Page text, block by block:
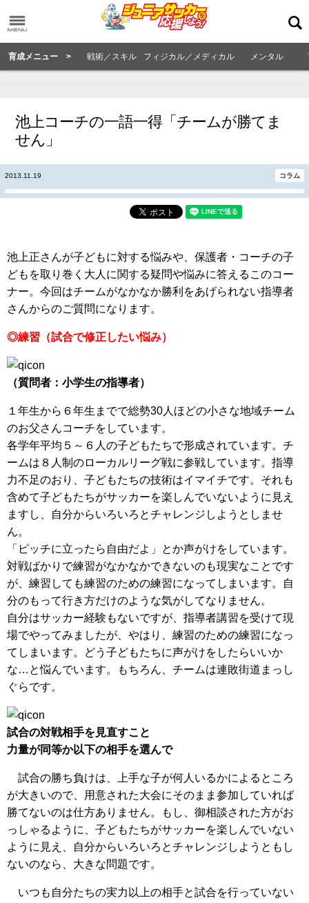
育成メニュー > 戦術／スキル フィジカル／メディカル メンタル
池上コーチの一語一得「チームが勝てま
せん」
2013.11.19 コラム
池上正さんが子どもに対する悩みや、保護者・コーチの子
どもを取り巻く大人に関する疑問や悩みに答えるこのコー
ナー。今回はチームがなかなか勝利をあげられない指導者
さんからのご質問になります。
◎練習（試合で修正したい悩み）
（質問者：小学生の指導者）
１年生から６年生までで総勢30人ほどの小さな地域チーム
のお父さんコーチをしています。
各学年平均５～６人の子どもたちで形成されています。チ
ームは８人制のローカルリーグ戦に参戦しています。指導
力不足のおり、子どもたちの技術はイマイチです。それも
含めて子どもたちがサッカーを楽しんでいないように見え
ますし、自分からいろいろとチャレンジしようとしませ
ん。
「ピッチに立ったら自由だよ」とか声がけをしています。
対戦ばかりで練習がなかなかできないのも現実なことです
が、練習しても練習のための練習になってしまいます。自
分のもって行き方だけのような気がしてなりません。
自分はサッカー経験もないですが、指導者講習を受けて現
場でやってみましたが、やはり、練習のための練習になっ
てしまいます。どう子どもたちに声がけをしたらいいか
な…と悩んでいます。もちろん、チームは連敗街道まっし
ぐらです。
試合の対戦相手を見直すこと
力量が同等か以下の相手を選んで
試合の勝ち負けは、上手な子が何人いるかによるところ
が大きいので、用意された大会にそのまま参加していれば
勝てないのは仕方ありません。もし、御相談された方がお
っしゃるように、子どもたちがサッカーを楽しんでいない
ように見え、自分からいろいろとチャレンジしようともし
ないのなら、大きな問題です。
いつも自分たちの実力以上の相手と試合を行っていない